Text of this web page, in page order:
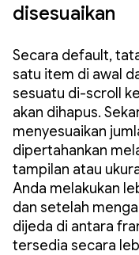
disesuaikan
Secara default,
satu item di awal
sesuatu di-scroll
akan dihapus.
menyesuaikan
dipertahankan
tampilan atau
Anda melakukan
dan setelah
dijeda di antara
tersedia secara